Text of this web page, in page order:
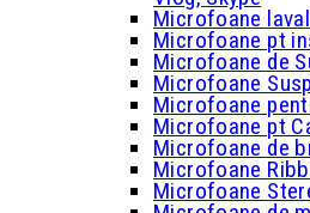
Microfoane
Microfoane pt
Microfoane de
Microfoane
Microfoane
Microfoane pt
Microfoane de
Microfoane
Microfoane